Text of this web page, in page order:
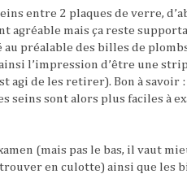
entre 2 plaques de verre,
agréable mais ça reste
préalable des billes de
l’impression d’être une
agi de les retirer). Bon à savoir
seins sont alors plus faciles à
(mais pas le bas, il vaut
en culotte) ainsi que les